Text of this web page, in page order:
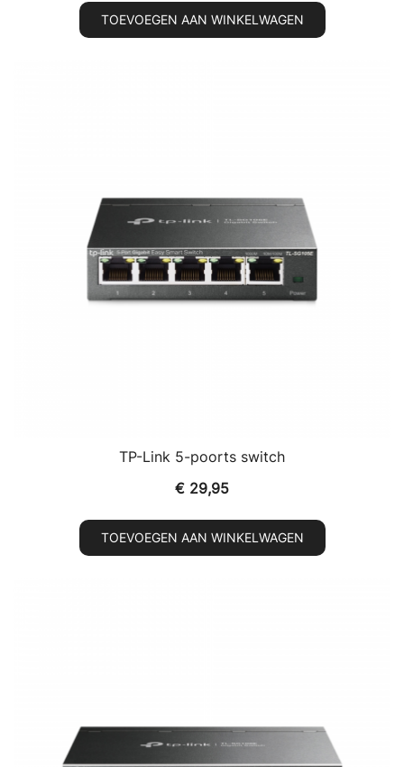
TOEVOEGEN AAN WINKELWAGEN
TP-Link 5-poorts switch
€ 29,95
TOEVOEGEN AAN WINKELWAGEN